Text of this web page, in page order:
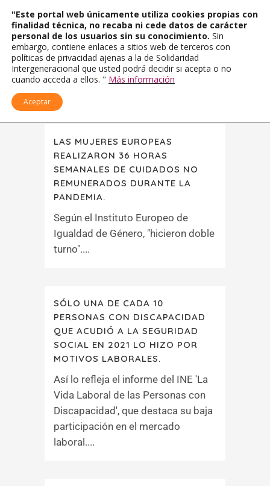
LAS MUJERES EUROPEAS
REALIZARON 36 HORAS
SEMANALES DE CUIDADOS NO
REMUNERADOS DURANTE LA
PANDEMIA.
Según el Instituto Europeo de
Igualdad de Género, "hicieron doble
turno"....
SÓLO UNA DE CADA 10
PERSONAS CON DISCAPACIDAD
QUE ACUDIÓ A LA SEGURIDAD
SOCIAL EN 2021 LO HIZO POR
MOTIVOS LABORALES.
Así lo refleja el informe del INE 'La
Vida Laboral de las Personas con
Discapacidad', que destaca su baja
participación en el mercado
laboral....
"Este portal web únicamente utiliza cookies propias con
finalidad técnica, no recaba ni cede datos de carácter
personal de los usuarios sin su conocimiento. Sin
embargo, contiene enlaces a sitios web de terceros con
políticas de privacidad ajenas a la de Solidaridad
Intergeneracional que usted podrá decidir si acepta o no
cuando acceda a ellos. " Más información
Aceptar